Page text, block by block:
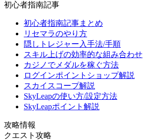
初心者指南記事
初心者指南記事まとめ
リセマラのやり方
隠しトレジャー入手法/手順
スキル上げの効率的な組み合わせ
カジノでメダルを稼ぐ方法
ログインポイントショップ解説
スカイスコープ解説
SkyLeapの使い方/設定方法
SkyLeapポイント解説
攻略情報
クエスト攻略